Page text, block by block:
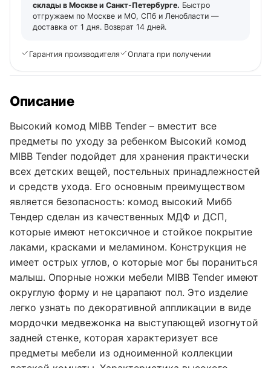
склады в Москве и Санкт-Петербурге. Быстро
отгружаем по Москве и МО, СПб и Ленобласти —
доставка от 1 дня. Возврат 14 дней.
Гарантия производителя Оплата при получении
Описание
Высокий комод MIBB Tender – вместит все
предметы по уходу за ребенком Высокий комод
MIBB Tender подойдет для хранения практически
всех детских вещей, постельных принадлежностей
и средств ухода. Его основным преимуществом
является безопасность: комод высокий Мибб
Тендер сделан из качественных МДФ и ДСП,
которые имеют нетоксичное и стойкое покрытие
лаками, красками и меламином. Конструкция не
имеет острых углов, о которые мог бы пораниться
малыш. Опорные ножки мебели MIBB Tender имеют
округлую форму и не царапают пол. Это изделие
легко узнать по декоративной аппликации в виде
мордочки медвежонка на выступающей изогнутой
задней стенке, которая характеризует все
предметы мебели из одноименной коллекции